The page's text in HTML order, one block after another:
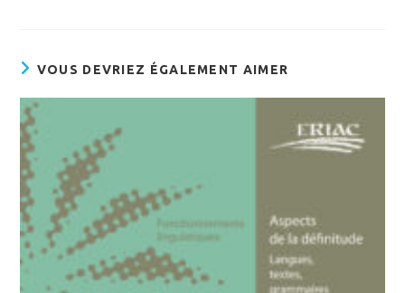
VOUS DEVRIEZ ÉGALEMENT AIMER